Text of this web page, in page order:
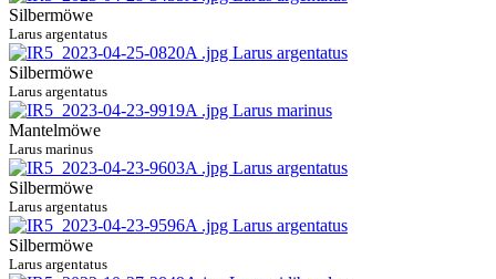
Silbermöwe
Larus argentatus
Silbermöwe
Larus argentatus
Mantelmöwe
Larus marinus
Silbermöwe
Larus argentatus
Silbermöwe
Larus argentatus